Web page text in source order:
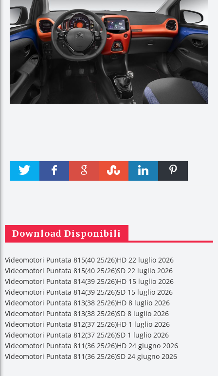
Download Disponibili
Videomotori Puntata 815(40 25/26)HD 22 luglio 2026
Videomotori Puntata 815(40 25/26)SD 22 luglio 2026
Videomotori Puntata 814(39 25/26)HD 15 luglio 2026
Videomotori Puntata 814(39 25/26)SD 15 luglio 2026
Videomotori Puntata 813(38 25/26)HD 8 luglio 2026
Videomotori Puntata 813(38 25/26)SD 8 luglio 2026
Videomotori Puntata 812(37 25/26)HD 1 luglio 2026
Videomotori Puntata 812(37 25/26)SD 1 luglio 2026
Videomotori Puntata 811(36 25/26)HD 24 giugno 2026
Videomotori Puntata 811(36 25/26)SD 24 giugno 2026